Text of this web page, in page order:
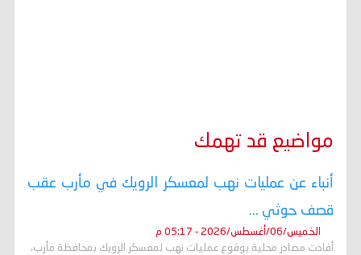
مواضيع قد تهمك
أنباء عن عمليات نهب لمعسكر الرويك في مأرب عقب
قصف حوثي ...
الخميس/06/أغسطس/2026 - 05:17 م
أفادت مصادر محلية بوقوع عمليات نهب لمعسكر الرويك بمحافظة مأرب،